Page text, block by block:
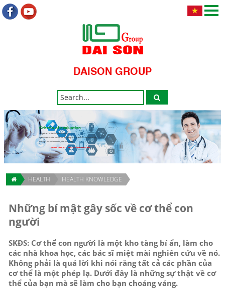
DAISON GROUP
Criteria of evaluation
Together for health community.
Happiness & the health of the people is the evaluation criteria.
Respect for differences, the discovery.
DAISON GROUP - " HEALTH IMPRINT GOLD "
HEALTH HEALTH KNOWLEDGE
Những bí mật gây sốc về cơ thể con
người
SKĐS: Cơ thể con người là một kho tàng bí ẩn, làm cho
các nhà khoa học, các bác sĩ miệt mài nghiên cứu về nó.
Không phải là quá lời khi nói rằng tất cả các phần của
cơ thể là một phép lạ. Dưới đây là những sự thật về cơ
thể của bạn mà sẽ làm cho bạn choáng váng.